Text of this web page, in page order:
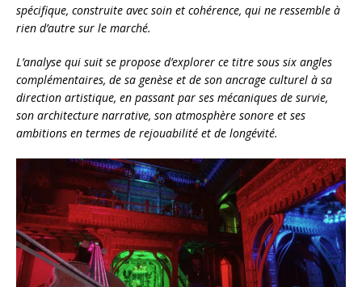
spécifique, construite avec soin et cohérence, qui ne ressemble à
rien d’autre sur le marché.
L’analyse qui suit se propose d’explorer ce titre sous six angles
complémentaires, de sa genèse et de son ancrage culturel à sa
direction artistique, en passant par ses mécaniques de survie,
son architecture narrative, son atmosphère sonore et ses
ambitions en termes de rejouabilité et de longévité.